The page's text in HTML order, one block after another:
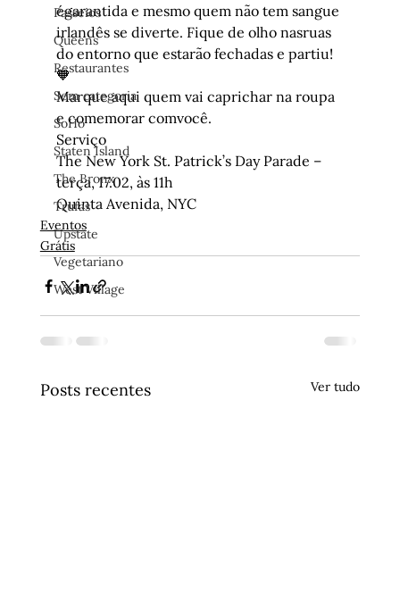
Passeios
Queens
Restaurantes
Sem categoria
SoHo
Staten Island
The Bronx
Trufas
Upstate
Vegetariano
West Village
égarantida e mesmo quem não tem sangue
irlandês se diverte. Fique de olho nasruas
do entorno que estarão fechadas e partiu!
🧡
Marque aqui quem vai caprichar na roupa
e comemorar comvocê.
Serviço
The New York St. Patrick’s Day Parade –
terça, 17.02, às 11h
Quinta Avenida, NYC
Eventos
Grátis
Posts recentes Ver tudo